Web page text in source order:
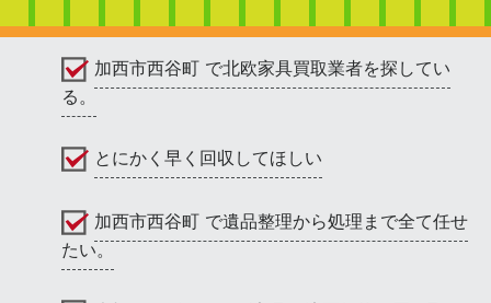
加西市西谷町 で北欧家具買取業者を探してい
る。
とにかく早く回収してほしい
加西市西谷町 で遺品整理から処理まで全て任せ
たい。